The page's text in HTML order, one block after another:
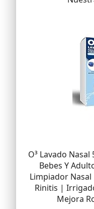
O³ Lavado
Bebes Y
Limpiador
Rinitis |
Mejora